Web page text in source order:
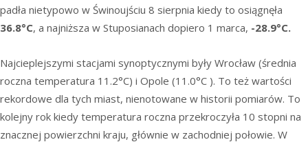
padła nietypowo w Świnoujściu 8 sierpnia kiedy to osiągnęła
36.8°C, a najniższa w Stuposianach dopiero 1 marca, -28.9°C.
Najcieplejszymi stacjami synoptycznymi były Wrocław (średnia
roczna temperatura 11.2°C) i Opole (11.0°C ). To też wartości
rekordowe dla tych miast, nienotowane w historii pomiarów. To
kolejny rok kiedy temperatura roczna przekroczyła 10 stopni na
znacznej powierzchni kraju, głównie w zachodniej połowie. W